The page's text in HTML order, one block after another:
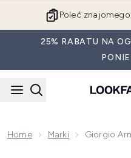
Poleć
25% RABATU NA
Home Marki Giorgio